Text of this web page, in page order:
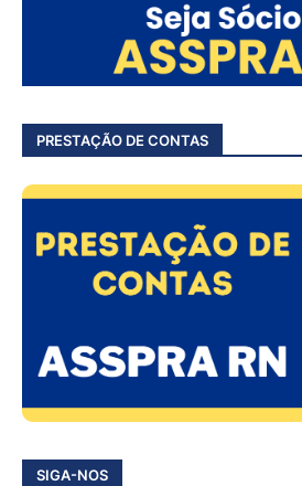
PRESTAÇÃO DE CONTAS
SIGA-NOS